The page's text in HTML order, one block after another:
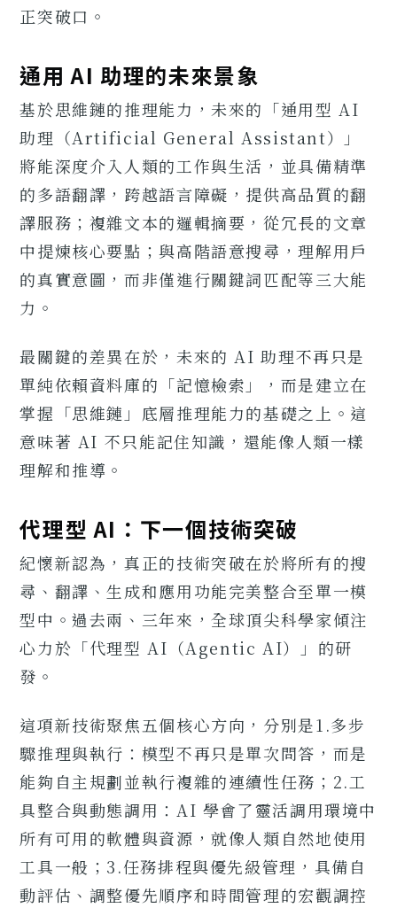
正突破口。
通用 AI 助理的未來景象
基於思維鏈的推理能力，未來的「通用型 AI
助理（Artificial General Assistant）」
將能深度介入人類的工作與生活，並具備精準
的多語翻譯，跨越語言障礙，提供高品質的翻
譯服務；複雜文本的邏輯摘要，從冗長的文章
中提煉核心要點；與高階語意搜尋，理解用戶
的真實意圖，而非僅進行關鍵詞匹配等三大能
力。
最關鍵的差異在於，未來的 AI 助理不再只是
單純依賴資料庫的「記憶檢索」，而是建立在
掌握「思維鏈」底層推理能力的基礎之上。這
意味著 AI 不只能記住知識，還能像人類一樣
理解和推導。
代理型 AI：下一個技術突破
紀懷新認為，真正的技術突破在於將所有的搜
尋、翻譯、生成和應用功能完美整合至單一模
型中。過去兩、三年來，全球頂尖科學家傾注
心力於「代理型 AI（Agentic AI）」的研
發。
這項新技術聚焦五個核心方向，分別是1.多步
驟推理與執行：模型不再只是單次問答，而是
能夠自主規劃並執行複雜的連續性任務；2.工
具整合與動態調用：AI 學會了靈活調用環境中
所有可用的軟體與資源，就像人類自然地使用
工具一般；3.任務排程與優先級管理，具備自
動評估、調整優先順序和時間管理的宏觀調控